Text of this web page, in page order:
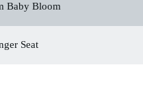
Baby Bloom
Seat